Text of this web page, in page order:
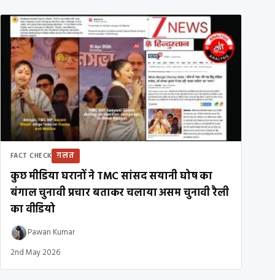
FACT CHECK ग़लत
कुछ मीडिया घरानों ने TMC सांसद सयानी घोष का
बंगाल चुनावी प्रचार बताकर चलाया असम चुनावी रैली
का वीडियो
Pawan Kumar
2nd May 2026